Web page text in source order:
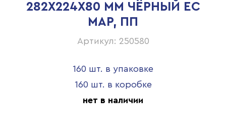
282Х224Х80 ММ ЧЁРНЫЙ ЕС
МАР, ПП
Артикул: 250580
160 шт. в упаковке
160 шт. в коробке
нет в наличии